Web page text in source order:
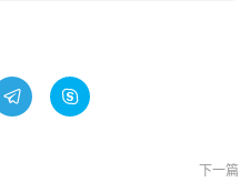
 
下一篇